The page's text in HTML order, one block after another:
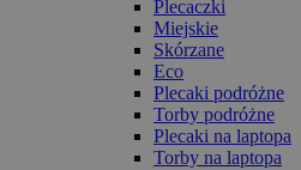
Plecaczki
Miejskie
Skórzane
Eco
Plecaki podróżne
Torby podróżne
Plecaki na laptopa
Torby na laptopa